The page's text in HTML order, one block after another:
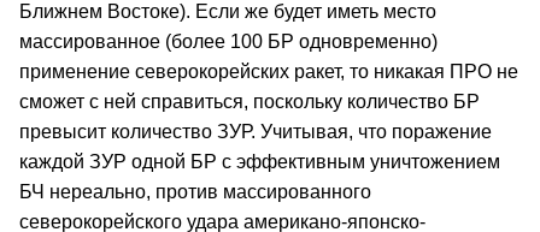
Ближнем Востоке). Если же будет иметь место
массированное (более 100 БР одновременно)
применение северокорейских ракет, то никакая ПРО не
сможет с ней справиться, поскольку количество БР
превысит количество ЗУР. Учитывая, что поражение
каждой ЗУР одной БР с эффективным уничтожением
БЧ нереально, против массированного
северокорейского удара американо-японско-